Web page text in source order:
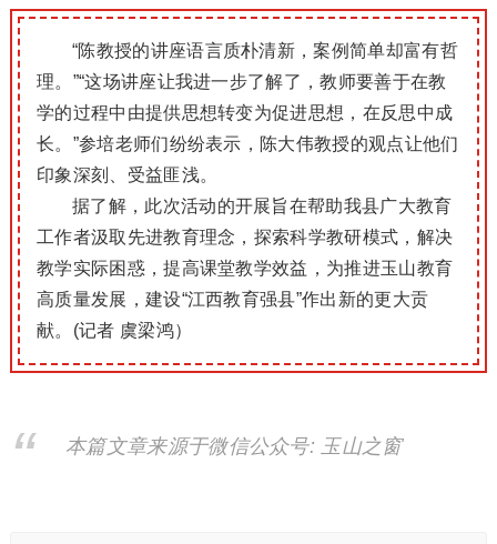
“陈教授的讲座语言质朴清新，案例简单却富有哲
理。”“这场讲座让我进一步了解了，教师要善于在教
学的过程中由提供思想转变为促进思想，在反思中成
长。”参培老师们纷纷表示，陈大伟教授的观点让他们
印象深刻、受益匪浅。
据了解，此次活动的开展旨在帮助我县广大教育
工作者汲取先进教育理念，探索科学教研模式，解决
教学实际困惑，提高课堂教学效益，为推进玉山教育
高质量发展，建设“江西教育强县”作出新的更大贡
献。(记者 虞梁鸿）
本篇文章来源于微信公众号: 玉山之窗